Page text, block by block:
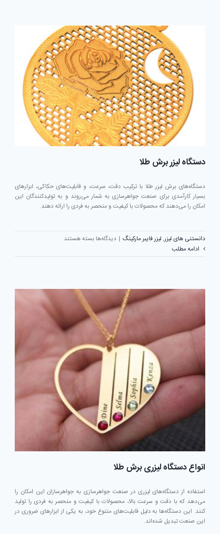
وات
و
50
وات
دستگاه لیزر برش طلا
دستگاه‌های برش لیزر طلا با ترکیب دقت، سرعت، و قابلیت‌های حکاکی، ابزارهای
بسیار کارآمدی برای صنعت جواهرسازی به شمار می‌روند و به تولیدکنندگان این
امکان را می‌دهند که محصولات با کیفیت و منحصر به فردی را ارائه دهند.
دانستنی های لیزر, لیزر فایبر مارکینگ | دیدگاه‌ها برای
لیزر
بسته هستند
ادامه مطلب
انواع دستگاه لیزری برش طلا
استفاده از دستگاه‌های لیزری در صنعت جواهرسازی به جواهرسازان این امکان را
می‌دهد که با دقت و سرعت بالا، محصولات با کیفیت و منحصر به فردی را تولید
کنند. این دستگاه‌ها به دلیل قابلیت‌های متنوع خود، به یکی از ابزارهای ضروری در
این صنعت تبدیل شده‌اند.